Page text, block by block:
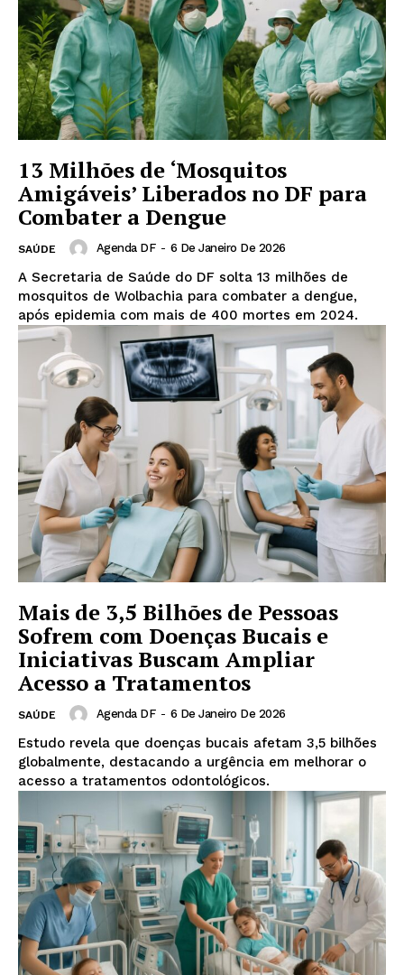
13 Milhões de ‘Mosquitos
Amigáveis’ Liberados no DF para
Combater a Dengue
SAÚDE Agenda DF - 6 De Janeiro De 2026
A Secretaria de Saúde do DF solta 13 milhões de
mosquitos de Wolbachia para combater a dengue,
após epidemia com mais de 400 mortes em 2024.
Mais de 3,5 Bilhões de Pessoas
Sofrem com Doenças Bucais e
Iniciativas Buscam Ampliar
Acesso a Tratamentos
SAÚDE Agenda DF - 6 De Janeiro De 2026
Estudo revela que doenças bucais afetam 3,5 bilhões
globalmente, destacando a urgência em melhorar o
acesso a tratamentos odontológicos.